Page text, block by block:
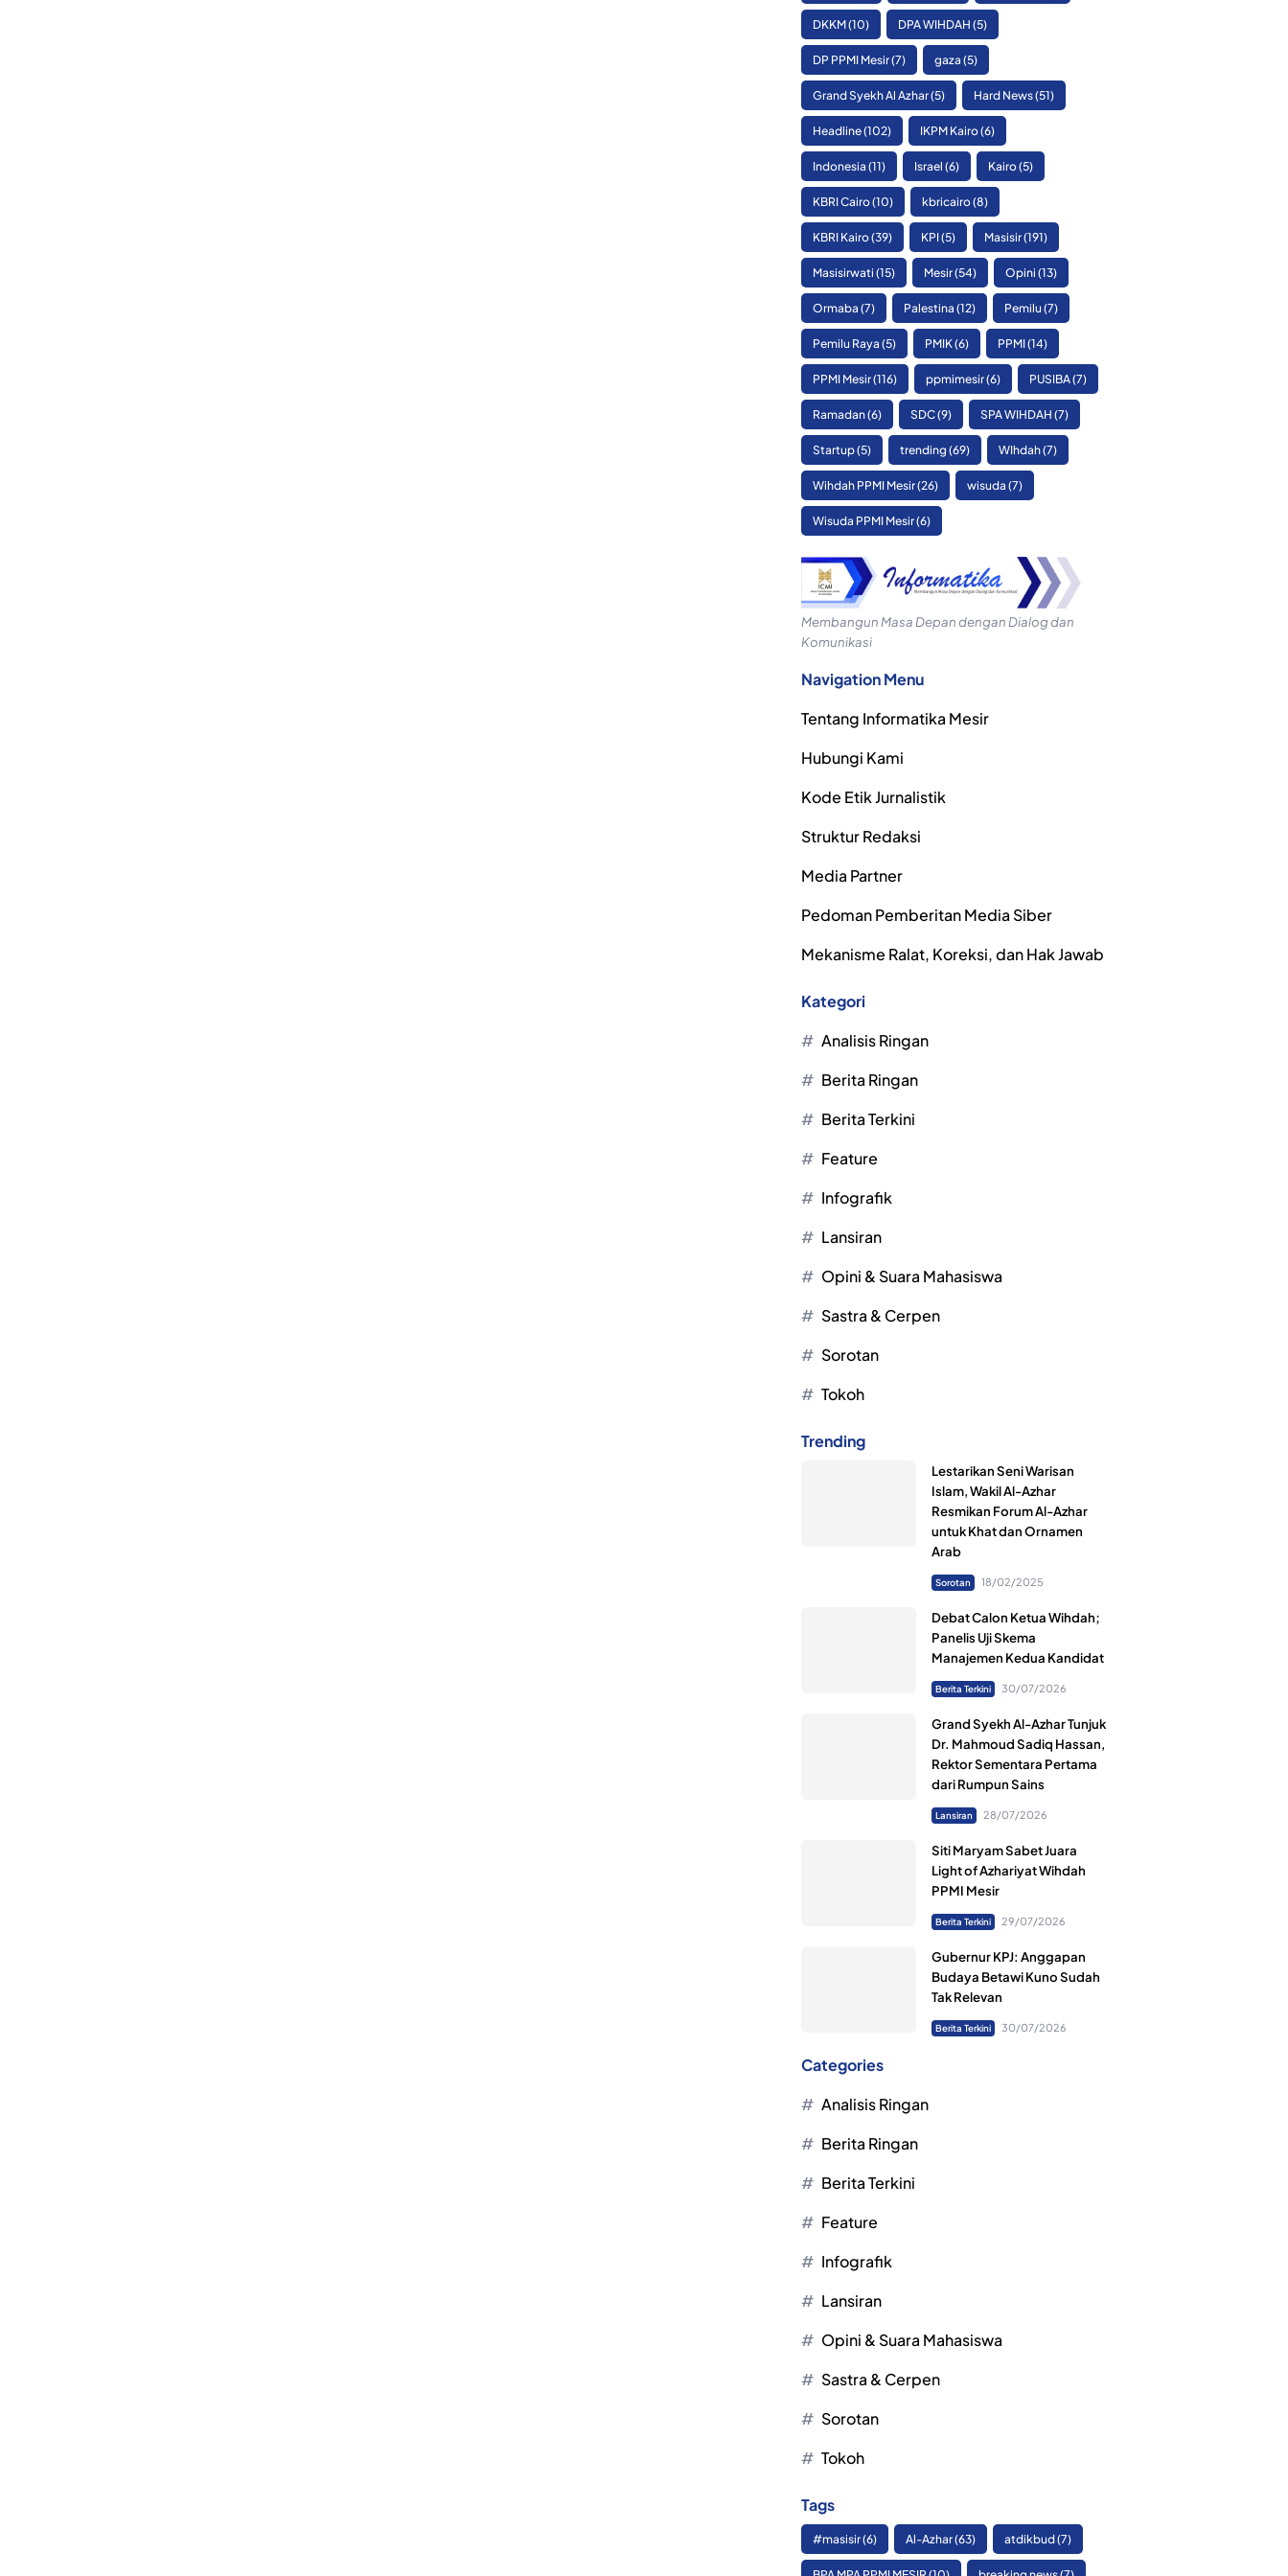
DKKM(10) DPA WIHDAH (5)
DP PPMI Mesir(7) gaza (5)
Grand Syekh Al Azhar(5) Hard News(51)
Headline(102) IKPM Kairo(6)
Indonesia (11) Israel (6) Kairo(5)
KBRI Cairo(10) kbricairo(8)
KBRI Kairo(39) KPI(5) Masisir(191)
Masisirwati (15) Mesir(54) Opini (13)
Ormaba (7) Palestina (12) Pemilu (7)
Pemilu Raya (5) PMIK(6) PPMI(14)
PPMI Mesir(116) ppmimesir(6) PUSIBA(7)
Ramadan(6) SDC(9) SPA WIHDAH (7)
Startup(5) trending (69) WIhdah(7)
Wihdah PPMI Mesir(26) wisuda (7)
Wisuda PPMI Mesir(6)
Membangun Masa Depan dengan Dialog dan
Komunikasi
Navigation Menu
Tentang Informatika Mesir
Hubungi Kami
Kode Etik Jurnalistik
Struktur Redaksi
Media Partner
Pedoman Pemberitan Media Siber
Mekanisme Ralat, Koreksi, dan Hak Jawab
Kategori
Analisis Ringan
Berita Ringan
Berita Terkini
Feature
Infografik
Lansiran
Opini & Suara Mahasiswa
Sastra & Cerpen
Sorotan
Tokoh
Trending
Lestarikan Seni Warisan
Islam, Wakil Al-Azhar
Resmikan Forum Al-Azhar
untuk Khat dan Ornamen
Arab
Sorotan 18/02/2025
Debat Calon Ketua Wihdah;
Panelis Uji Skema
Manajemen Kedua Kandidat
Berita Terkini 30/07/2026
Grand Syekh Al-Azhar Tunjuk
Dr. Mahmoud Sadiq Hassan,
Rektor Sementara Pertama
dari Rumpun Sains
Lansiran 28/07/2026
Siti Maryam Sabet Juara
Light of Azhariyat Wihdah
PPMI Mesir
Berita Terkini 29/07/2026
Gubernur KPJ: Anggapan
Budaya Betawi Kuno Sudah
Tak Relevan
Berita Terkini 30/07/2026
Categories
Analisis Ringan
Berita Ringan
Berita Terkini
Feature
Infografik
Lansiran
Opini & Suara Mahasiswa
Sastra & Cerpen
Sorotan
Tokoh
Tags
#masisir(6) Al-Azhar(63) atdikbud(7)